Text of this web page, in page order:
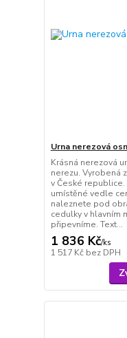
Urna nerezová
Krásná nerezová
nerezu. Vyrobená
v České
umístěné vedle
naleznete pod
cedulky v hlavním
připevníme. Text...
1 836 Kč/ks
1 517 Kč bez DPH